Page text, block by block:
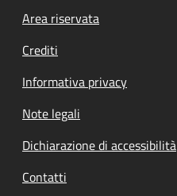
Footer menu
Area riservata
Crediti
Informativa privacy
Note legali
Dichiarazione di accessibilità
Contatti